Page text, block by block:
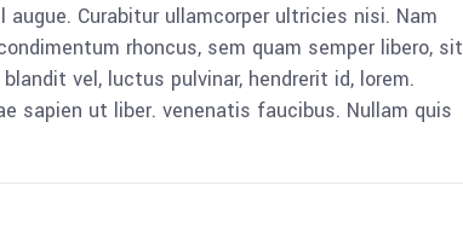
Curabitur ullamcorper ultricies nisi. Nam
rhoncus, sem quam semper libero, sit
vel, luctus pulvinar, hendrerit id, lorem.
sapien ut liber. venenatis faucibus. Nullam quis